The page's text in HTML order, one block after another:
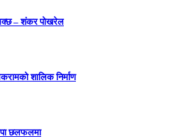
सक्छ – शंकर पोखरेल
शालिक निर्माण
छलफलमा